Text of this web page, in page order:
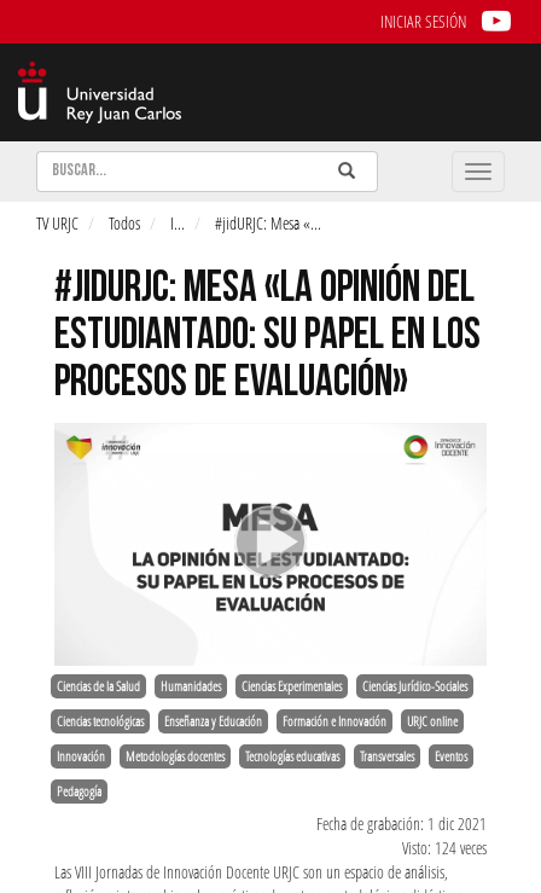
INICIAR SESIÓN
Buscar Enviar
Buscar
Toggle
TV URJC Todos I... #jidURJC: Mesa «...
#JIDURJC: MESA «LA OPINIÓN DEL
ESTUDIANTADO: SU PAPEL EN LOS
PROCESOS DE EVALUACIÓN»
Ciencias de la Salud Humanidades Ciencias Experimentales Ciencias Jurídico-Sociales
Ciencias tecnológicas Enseñanza y Educación Formación e Innovación URJC online
Innovación Metodologías docentes Tecnologías educativas Transversales Eventos
Pedagogía
Fecha de grabación: 1 dic 2021
Visto: 124 veces
Las VIII Jornadas de Innovación Docente URJC son un espacio de análisis,